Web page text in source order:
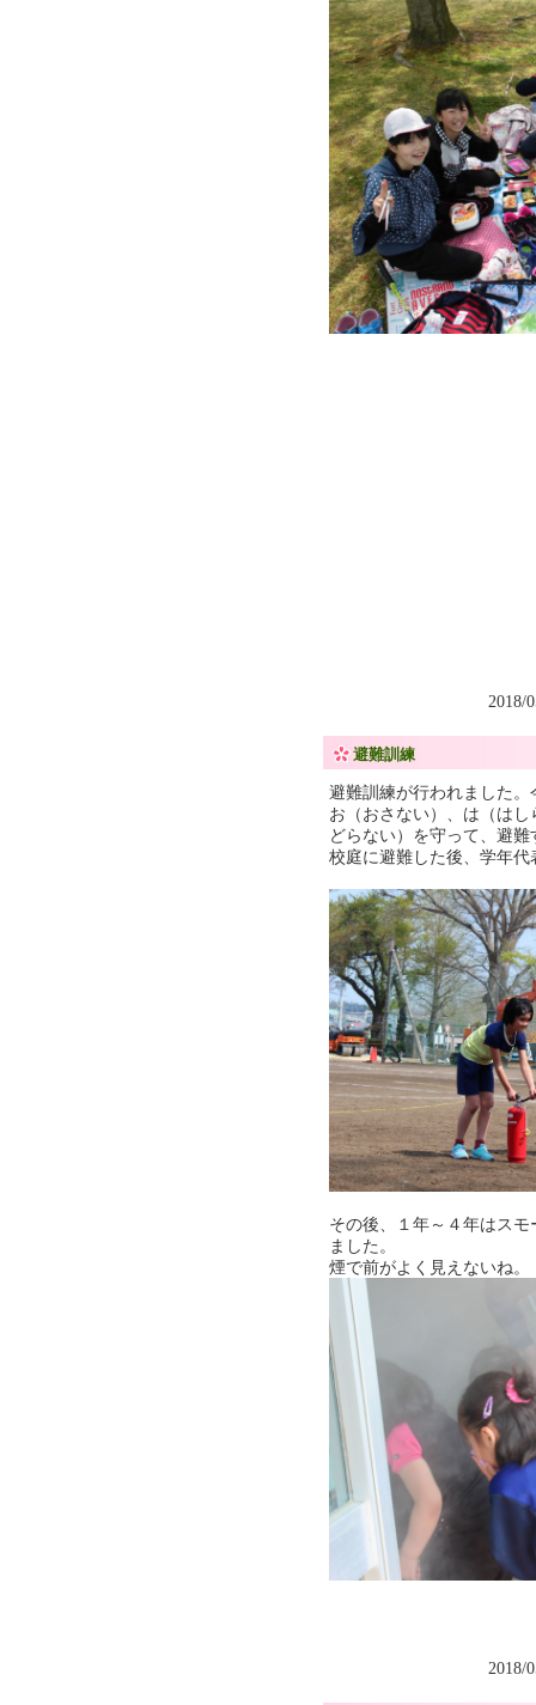
2018/
避難訓練
避難訓練が行われました
お（おさない）、は（は
どらない）を守って、避
校庭に避難した後、学年
その後、１年～４年はス
ました。
煙で前がよく見えないね。
2018/